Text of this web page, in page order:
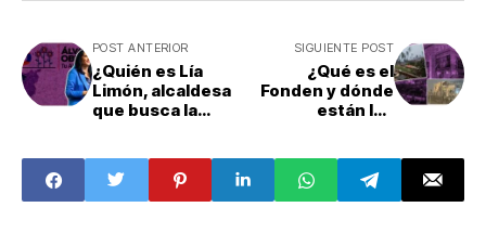
POST ANTERIOR
¿Quién es Lía
Limón, alcaldesa
que busca la
CDMX?
SIGUIENTE POST
¿Qué es el
Fonden y dónde
están los
naturales?